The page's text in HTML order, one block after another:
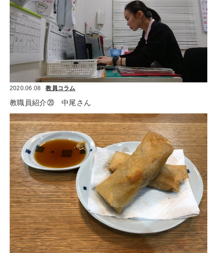
2020.06.08 教員コラム
教職員紹介⑳　中尾さん